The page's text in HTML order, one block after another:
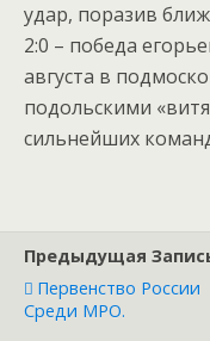
удар, поразив
2:0 – победа
августа в
подольскими
сильнейших
Предыдущая
Первенство России
Среди МРО.